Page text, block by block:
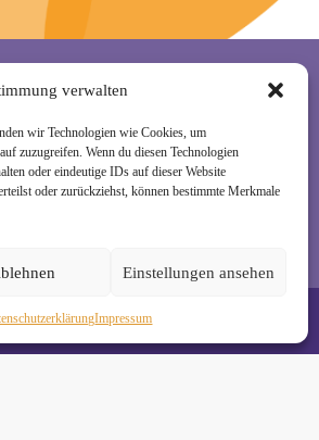
verwalten
wir Technologien wie Cookies, um
zuzugreifen. Wenn du diesen Technologien
oder eindeutige IDs auf dieser Website
oder zurückziehst, können bestimmte Merkmale
Einstellungen ansehen
Impressum
Details zur Nutzung